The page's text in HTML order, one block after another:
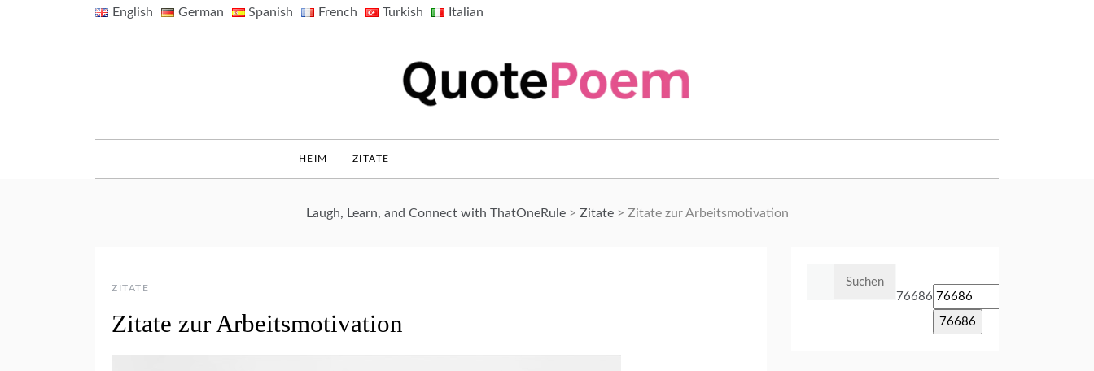
English German Spanish French Turkish Italian
HEIM ZITATE
Laugh, Learn, and Connect with ThatOneRule> Zitate> Zitate zur Arbeitsmotivation
ZITATE
Zitate zur Arbeitsmotivation
76686